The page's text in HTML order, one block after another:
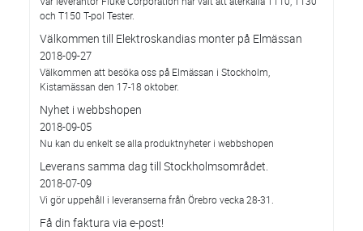
och T150 T-pol Tester.
Välkommen till Elektroskandias monter på Elmässan
2018-09-27
Välkommen att besöka oss på Elmässan i Stockholm,
Kistamässan den 17-18 oktober.
Nyhet i webbshopen
2018-09-05
Nu kan du enkelt se alla produktnyheter i webbshopen
Leverans samma dag till Stockholmsområdet.
2018-07-09
Vi gör uppehåll i leveranserna från Örebro vecka 28-31.
Få din faktura via e-post!